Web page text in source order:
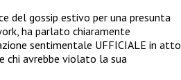
del gossip estivo per una presunta
ha parlato chiaramente
sentimentale UFFICIALE in atto
chi avrebbe violato la sua